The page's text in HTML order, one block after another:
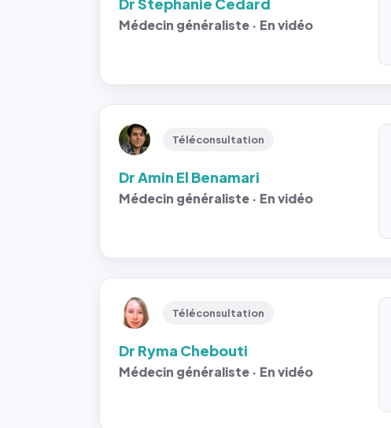
Médecin généraliste · En vidéo
Téléconsultation
Dr Amin El Benamari
Médecin généraliste · En vidéo
Téléconsultation
Dr Ryma Chebouti
Médecin généraliste · En vidéo